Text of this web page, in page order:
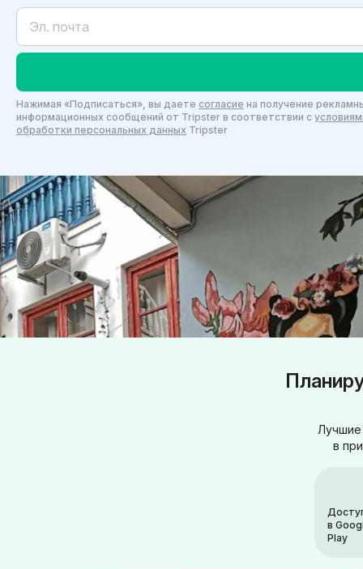
Нажимая «Подписаться», вы даете согласие на получение
информационных сообщений от Tripster в соответствии c
обработки персональных данных Tripster
в
в
Play